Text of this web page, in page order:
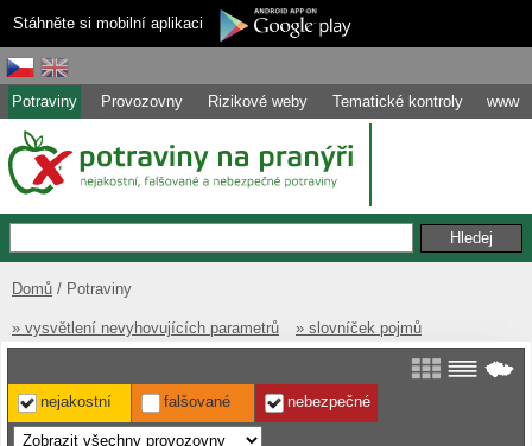
Stáhněte si mobilní aplikaci
Potraviny Provozovny Rizikové weby Tematické kontroly www
Domů Potraviny
» vysvětlení nevyhovujících parametrů » slovníček pojmů
nejakostní falšované nebezpečné